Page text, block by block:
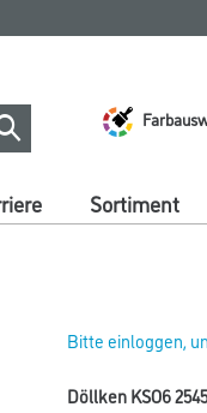
Sortiment
Bitte einloggen,
Döllken KSO6